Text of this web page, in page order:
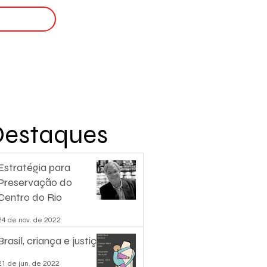
para
do
do Rio
de nov. de 2022
criança e justiça.
de jun. de 2022